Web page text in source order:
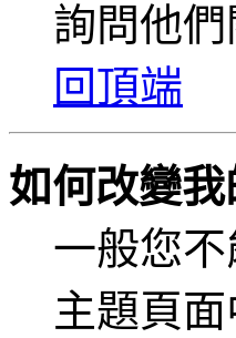
詢問他們
回頂端
如何改變我
一般您
主題頁